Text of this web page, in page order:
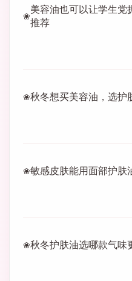
美容油也可以让学生党
推荐
秋冬想买美容油，选护
敏感皮肤能用面部护肤
秋冬护肤油选哪款气味